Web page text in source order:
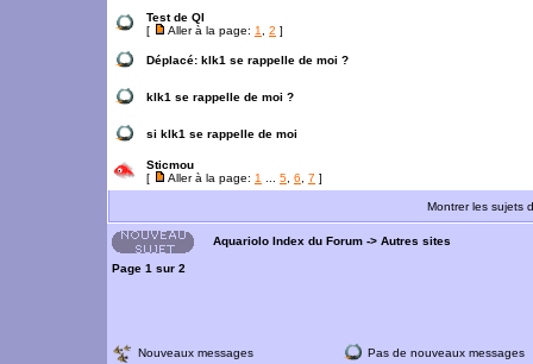
Test de QI
[
Aller à la page: 1 2 ]
Déplacé: klk1 se rappelle de moi ?
klk1 se rappelle de moi ?
si klk1 se rappelle de moi
Sticmou
[
Aller à la page: 1 5 6 7 ]
Montrer les sujets
Aquariolo Index du Forum -> Autres sites
Page 1 sur 2
Nouveaux messages
Pas de nouveaux messages